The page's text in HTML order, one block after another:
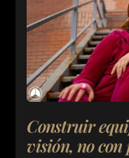
Construir
visión, no con